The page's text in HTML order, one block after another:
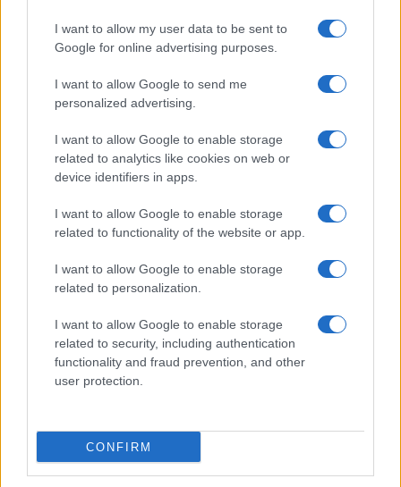
I want to allow my user data to be sent to
Google for online advertising purposes.
I want to allow Google to send me
personalized advertising.
I want to allow Google to enable storage
related to analytics like cookies on web or
device identifiers in apps.
I want to allow Google to enable storage
related to functionality of the website or app.
I want to allow Google to enable storage
related to personalization.
I want to allow Google to enable storage
related to security, including authentication
functionality and fraud prevention, and other
user protection.
CONFIRM